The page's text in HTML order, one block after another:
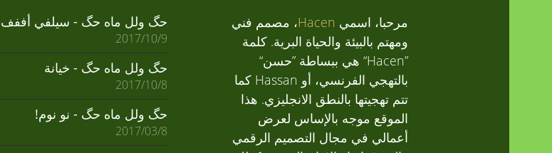
مرحبا، اسمي Hacen، مصمم فني
ومهتم بالبيئة والحياة البرية. كلمة
”Hacen“ هي ببساطة ”حسن“
بالتهجي الفرنسي، أو Hassan كما
تتم تهجيتها بالنطق الانجليزي. هذا
الموقع موجه بالإساس لعرض
أعمالي في مجال التصميم الرقمي
حگ ولل ماه حگ - سيلفي أففف
2017/10/9
حگ ولل ماه حگ - خيانة
2017/10/8
حگ ولل ماه حگ - نو نوم!
2017/03/8